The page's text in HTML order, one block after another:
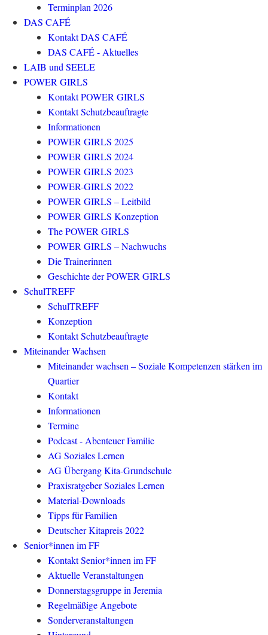
Terminplan 2026
DAS CAFÉ
Kontakt DAS CAFÉ
DAS CAFÉ - Aktuelles
LAIB und SEELE
POWER GIRLS
Kontakt POWER GIRLS
Kontakt Schutzbeauftragte
Informationen
POWER GIRLS 2025
POWER GIRLS 2024
POWER GIRLS 2023
POWER-GIRLS 2022
POWER GIRLS – Leitbild
POWER GIRLS Konzeption
The POWER GIRLS
POWER GIRLS – Nachwuchs
Die Trainerinnen
Geschichte der POWER GIRLS
SchulTREFF
SchulTREFF
Konzeption
Kontakt Schutzbeauftragte
Miteinander Wachsen
Miteinander wachsen – Soziale Kompetenzen stärken im
Quartier
Kontakt
Informationen
Termine
Podcast - Abenteuer Familie
AG Soziales Lernen
AG Übergang Kita-Grundschule
Praxisratgeber Soziales Lernen
Material-Downloads
Tipps für Familien
Deutscher Kitapreis 2022
Senior*innen im FF
Kontakt Senior*innen im FF
Aktuelle Veranstaltungen
Donnerstagsgruppe in Jeremia
Regelmäßige Angebote
Sonderveranstaltungen